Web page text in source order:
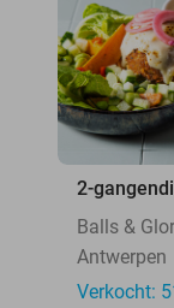
2-
Balls &
Antwerpen
Verkocht: